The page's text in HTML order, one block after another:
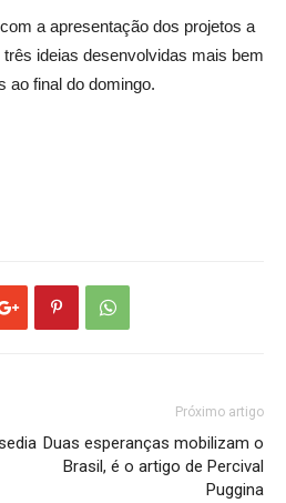
a apresentação dos projetos a
ideias desenvolvidas mais bem
ao final do domingo.
Próximo artigo
Duas esperanças mobilizam o
Brasil, é o artigo de Percival
Puggina